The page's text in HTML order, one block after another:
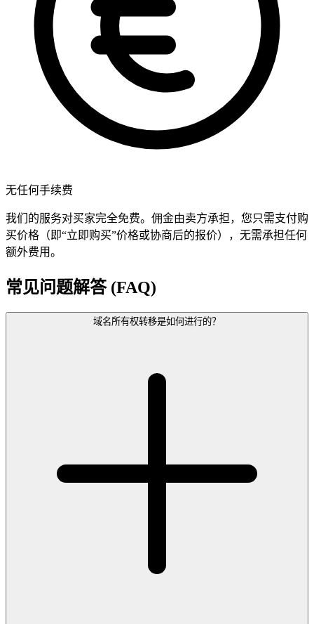
无任何手续费
我们的服务对买家完全免费。佣金由卖方承担，您只需支付购
买价格（即“立即购买”价格或协商后的报价），无需承担任何
额外费用。
常见问题解答 (FAQ)
域名所有权转移是如何进行的？